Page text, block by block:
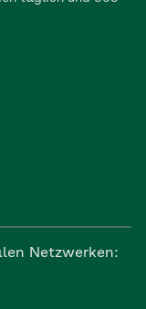
Netzwerken: